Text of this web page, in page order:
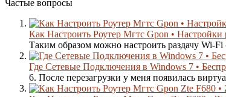
Частые вопросы
Как Настроить Роутер Мгтс Gpon • Настройки
Таким образом можно настроить раздачу Wi-
Где Сетевые Подключения в Windows 7 •
6. После перезагрузки у меня появилась